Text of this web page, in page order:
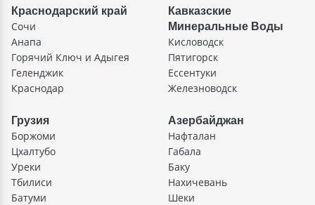
Краснодарский край
Сочи
Анапа
Горячий Ключ и Адыгея
Геленджик
Краснодар
Кавказские
Минеральные Воды
Кисловодск
Пятигорск
Ессентуки
Железноводск
Грузия
Боржоми
Цхалтубо
Уреки
Тбилиси
Батуми
Азербайджан
Нафталан
Габала
Баку
Нахичевань
Шеки